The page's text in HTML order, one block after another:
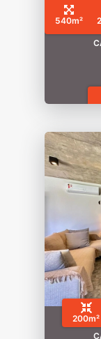
540m²
200m²